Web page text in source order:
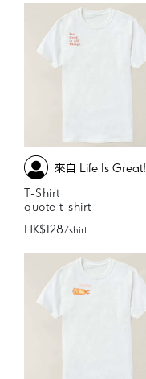
來自 Life Is Great!
T-Shirt
quote t-shirt
HK$128/ shirt